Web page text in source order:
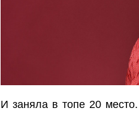
И заняла в топе 20 место.